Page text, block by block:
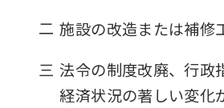
二 施設の改造または補修
三 法令の制度改廃、行政
経済状況の著しい変化